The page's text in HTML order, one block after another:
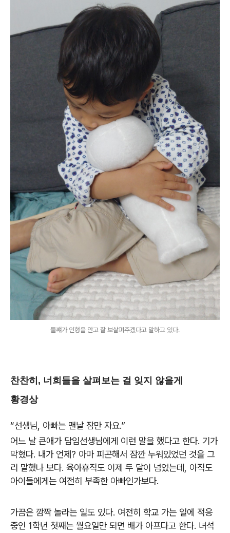
둘쨰가 인형을 안고 잘 보살펴주겠다고 말하고 있다.
찬찬히, 너희들을 살펴보는 걸 잊지 않을게
황경상
“선생님, 아빠는 맨날 잠만 자요.”
어느 날 큰애가 담임선생님에게 이런 말을 했다고 한다. 기가
막혔다. 내가 언제? 아마 피곤해서 잠깐 누워있었던 것을 그
리 말했나 보다. 육아휴직도 이제 두 달이 넘었는데, 아직도
아이들에게는 여전히 부족한 아빠인가보다.
가끔은 깜짝 놀라는 일도 있다. 여전히 학교 가는 일에 적응
중인 1학년 첫째는 월요일만 되면 배가 아프다고 한다. 녀석